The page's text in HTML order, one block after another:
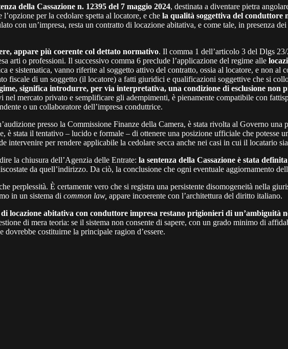
della Cassazione n. 12395 del 7 maggio 2024, destinata a diventare pietra
per la cedolare spetta al locatore, e che la qualità soggettiva del conduttore
con un’impresa, resta un contratto di locazione abitativa, e come tale, in presenza
appare più coerente col dettato normativo. Il comma 1 dell’articolo 3 del Dlgs
arti o professioni. Il successivo comma 6 preclude l’applicazione del regime alle
e sistematica, vanno riferite al soggetto attivo del contratto, ossia al locatore, e non
fiscale di un soggetto (il locatore) a fatti giuridici e qualificazioni soggettive che si
significa introdurre, per via interpretativa, una condizione di esclusione non
mercato privato e semplificare gli adempimenti, è pienamente compatibile con
o un collaboratore dell’impresa conduttrice.
presso la Commissione Finanze della Camera, è stata rivolta al Governo una
è stata il tentativo – lucido e formale – di ottenere una posizione ufficiale che
intervenire per rendere applicabile la cedolare secca anche nei casi in cui il locatario
la chiusura dell’Agenzia delle Entrate: la sentenza della Cassazione è stata
da quell’indirizzo. Da ciò, la conclusione che ogni eventuale aggiornamento
perplessità. È certamente vero che si registra una persistente disomogeneità nella
in un sistema di common law, appare incoerente con l’architettura del diritto italiano.
locazione abitativa con conduttore impresa restano prigionieri di un’ambiguità
di mera teoria: se il sistema non consente di sapere, con un grado minimo di
costituirne la principale ragion d’essere.